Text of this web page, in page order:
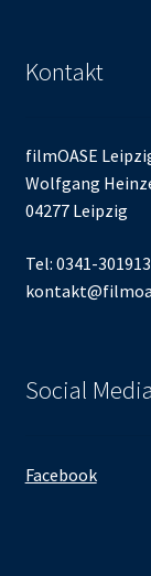
Kontakt
filmOASE
Wolfgang
04277 Leipzig
Tel: 0341-
Social Media
Facebook